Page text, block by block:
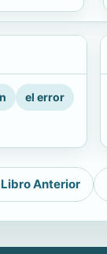
el error
Libro Anterior